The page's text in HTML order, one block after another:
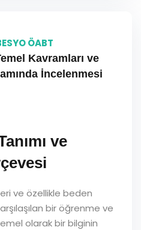
ÖABT
Kavramları ve
İncelenmesi
ve
ve özellikle beden
bir öğrenme ve
olarak bir bilginin